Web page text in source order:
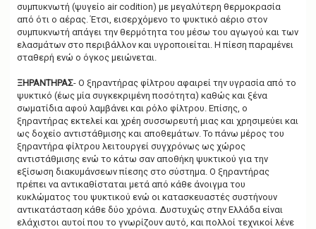
συμπυκνωτή (ψυγείο air codition) με μεγαλύτερη θερμοκρασία
από ότι ο αέρας. Έτσι, εισερχόμενο το ψυκτικό αέριο στον
συμπυκνωτή απάγει την θερμότητα του μέσω του αγωγού και των
ελασμάτων στο περιβάλλον και υγροποιείται. Η πίεση παραμένει
σταθερή ενώ ο όγκος μειώνεται.
ΞΗΡΑΝΤΗΡΑΣ- O ξηραντήρας φίλτρου αφαιρεί την υγρασία από το
ψυκτικό (έως μία συγκεκριμένη ποσότητα) καθώς και ξένα
σωματίδια αφού λαμβάνει και ρόλο φίλτρου. Επίσης, ο
ξηραντήρας εκτελεί και χρέη συσσωρευτή μιας και χρησιμεύει και
ως δοχείο αντιστάθμισης και αποθεμάτων. Το πάνω μέρος του
ξηραντήρα φίλτρου λειτουργεί συγχρόνως ως χώρος
αντιστάθμισης ενώ το κάτω σαν αποθήκη ψυκτικού για την
εξίσωση διακυμάνσεων πίεσης στο σύστημα. Ο ξηραντήρας
πρέπει να αντικαθίσταται μετά από κάθε άνοιγμα του
κυκλώματος του ψυκτικού ενώ οι κατασκευαστές συστήνουν
αντικατάσταση κάθε δύο χρόνια. Δυστυχώς στην Ελλάδα είναι
ελάχιστοι αυτοί που το γνωρίζουν αυτό, και πολλοί τεχνικοί λένε